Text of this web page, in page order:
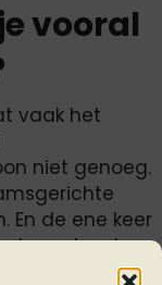
vooral
vaak het
niet genoeg.
En de ene keer
andere keer